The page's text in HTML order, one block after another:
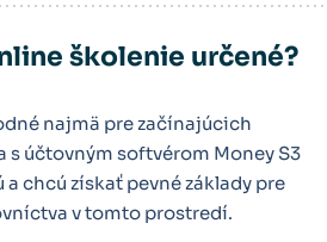
školenie určené?
najmä pre začínajúcich
s účtovným softvérom Money S3
a chcú získať pevné základy pre
v tomto prostredí.